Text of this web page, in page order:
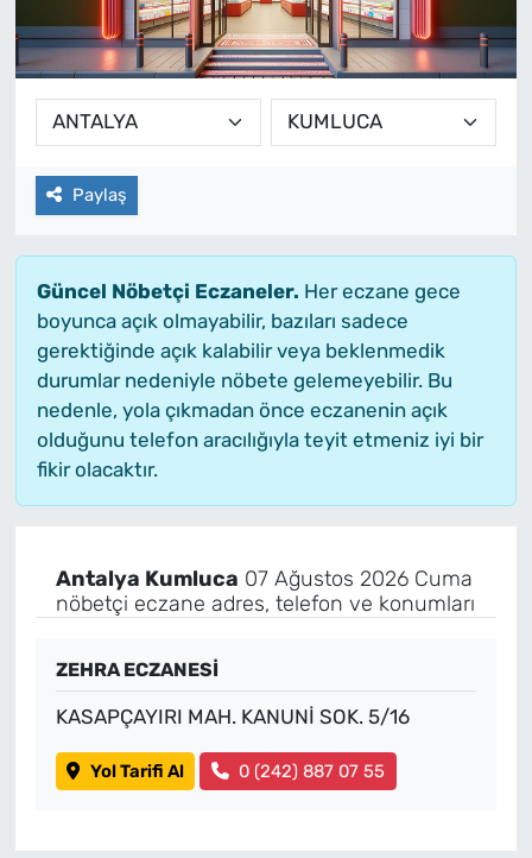
Paylaş
Güncel Nöbetçi Eczaneler. Her eczane gece
boyunca açık olmayabilir, bazıları sadece
gerektiğinde açık kalabilir veya beklenmedik
durumlar nedeniyle nöbete gelemeyebilir. Bu
nedenle, yola çıkmadan önce eczanenin açık
olduğunu telefon aracılığıyla teyit etmeniz iyi bir
fikir olacaktır.
Antalya Kumluca 07 Ağustos 2026 Cuma
nöbetçi eczane adres, telefon ve konumları
ZEHRA ECZANESİ
KASAPÇAYIRI MAH. KANUNİ SOK. 5/16
Yol Tarifi Al 0 (242) 887 07 55